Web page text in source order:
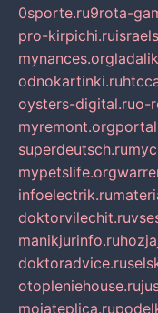
0sporte.ru9rota-
pro-kirpichi.ru
mynances.org
odnokartinki.ru
oysters-digital.ruo-
myremont.org
superdeutsch.ru
mypetslife.org
infoelectrik.ru
doktorvilechit.ru
manikjurinfo.ru
doktoradvice.ru
otopleniehouse.ru
mojateplica.ru